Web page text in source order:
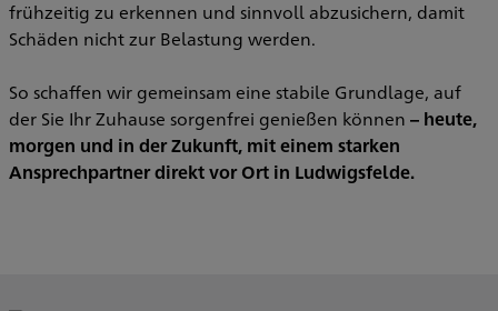
frühzeitig zu erkennen und sinnvoll abzusichern, damit
Schäden nicht zur Belastung werden.
So schaffen wir gemeinsam eine stabile Grundlage, auf
der Sie Ihr Zuhause sorgenfrei genießen können – heute,
morgen und in der Zukunft, mit einem starken
Ansprechpartner direkt vor Ort in Ludwigsfelde.